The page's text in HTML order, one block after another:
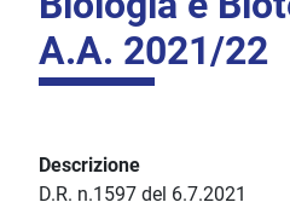
A.A. 2021/22
Descrizione
D.R. n.1597 del 6.7.2021